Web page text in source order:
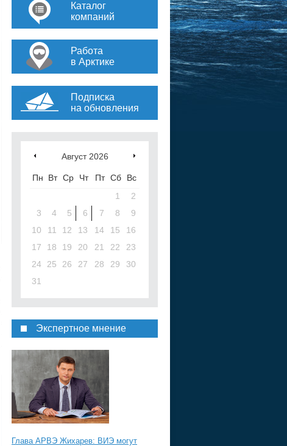
Каталог
компаний
Работа
в Арктике
Подписка
на обновления
Август 2026
Пн Вт Ср Чт Пт Сб
Вс
1
2
3
4 5 6 7 8
9
10
11 12 13 14 15
16
17
18 19 20 21 22
23
24
25 26 27 28 29
30
31
Экспертное мнение
Глава АРВЭ Жихарев: ВИЭ могут